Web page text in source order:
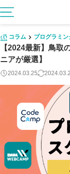
コラム プログラミン
【2024最新】鳥取
ニアが厳選】
2024.03.25